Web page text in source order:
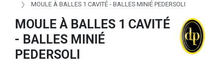
MOULE À BALLES 1 CAVITÉ - BALLES MINIÉ PEDERSOLI
MOULE À BALLES 1 CAVITÉ
- BALLES MINIÉ
PEDERSOLI